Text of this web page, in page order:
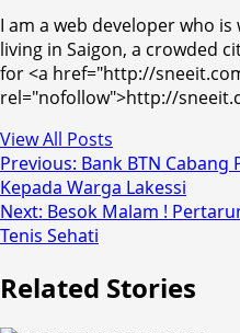
I am a web developer who
living in Saigon, a crowded
for <a href="http://
rel="nofollow">http://
View All Posts
Post
navigation
Previous: Bank BTN
Kepada Warga Lakessi
Next: Besok Malam !
Tenis Sehati
Related Stories